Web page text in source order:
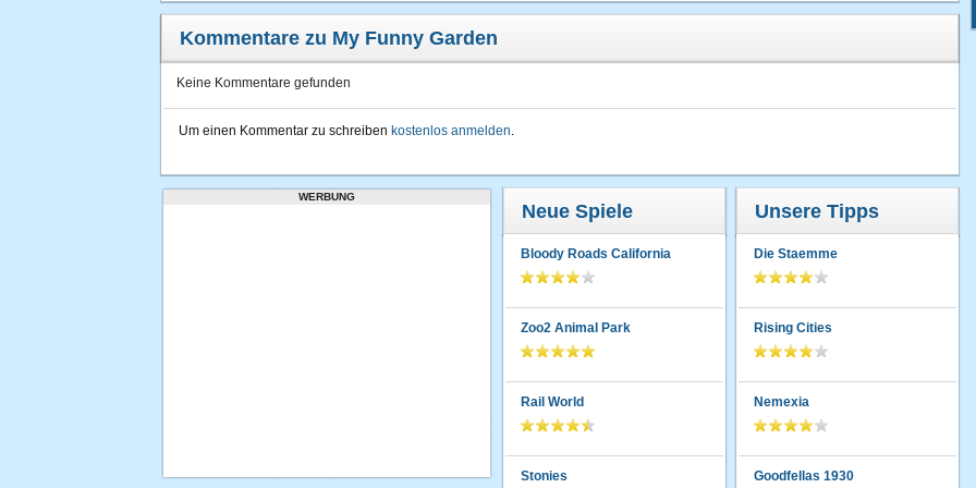
Kommentare zu My Funny Garden
Keine Kommentare gefunden
Um einen Kommentar zu schreiben kostenlos anmelden.
WERBUNG
Neue Spiele
Bloody Roads California
Zoo2 Animal Park
Rail World
Stonies
Unsere Tipps
Die Staemme
Rising Cities
Nemexia
Goodfellas 1930